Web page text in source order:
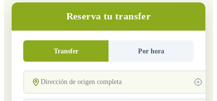
Reserva tu transfer
Transfer Por hora